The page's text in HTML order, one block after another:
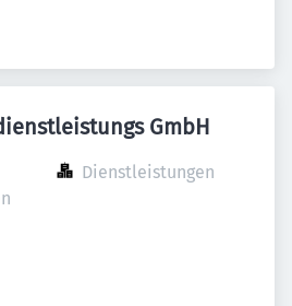
GmbH
Dienstleistungen